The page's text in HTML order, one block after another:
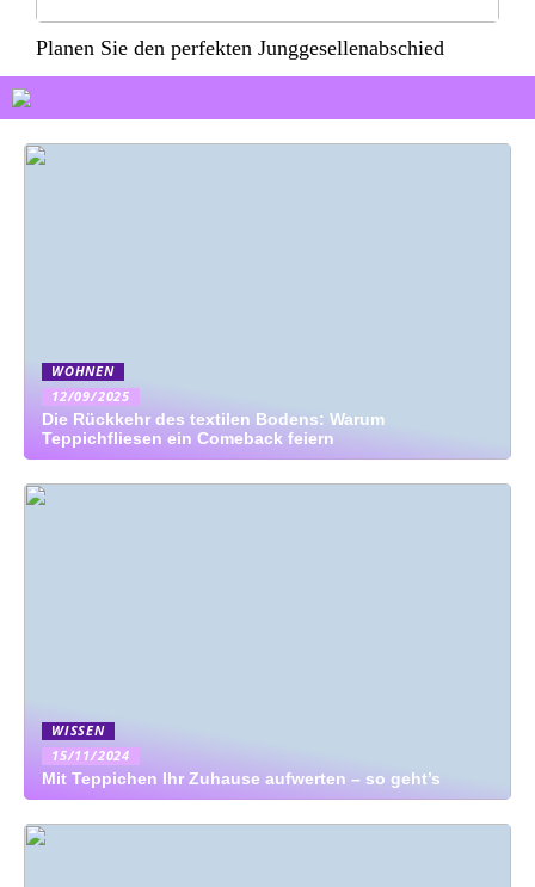
Planen Sie den perfekten Junggesellenabschied
WOHNEN
12/09/2025
Die Rückkehr des textilen Bodens: Warum
Teppichfliesen ein Comeback feiern
WISSEN
15/11/2024
Mit Teppichen Ihr Zuhause aufwerten – so geht’s